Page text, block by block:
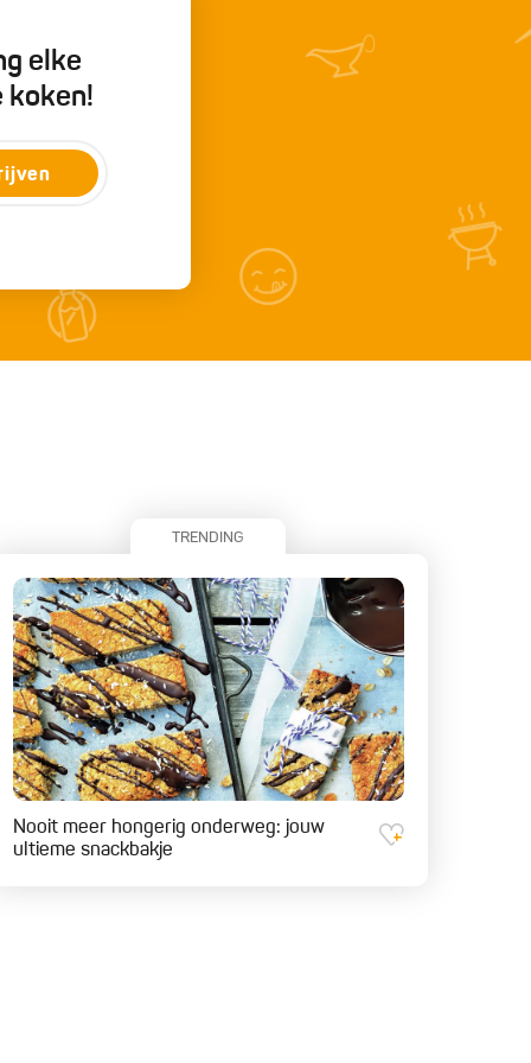
elke
koken!
TRENDING
Nooit meer hongerig onderweg: jouw
ultieme snackbakje